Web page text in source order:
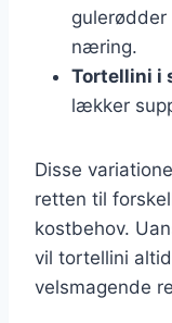
næring.
Tortellini i
lækker
Disse
retten til
kostbehov.
vil tortellini
velsmagende